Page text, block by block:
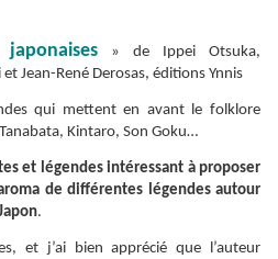
» de Ippei Otsuka,
Jean-René Derosas, éditions Ynnis
qui mettent en avant le folklore
Kintaro, Son Goku…
et légendes intéressant à proposer
de différentes légendes autour
.
et j’ai bien apprécié que l’auteur